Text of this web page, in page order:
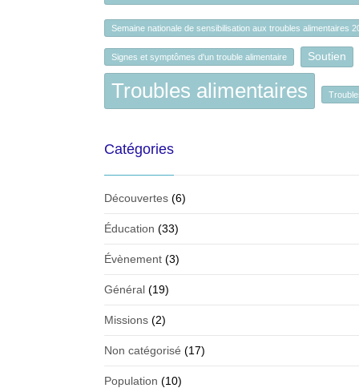
Semaine nationale de sensibilisation aux troubles alimentaires
Signes et symptômes d'un trouble alimentaire Soutien
Troubles alimentaires
Catégories
Découvertes (6)
Éducation (33)
Évènement (3)
Général (19)
Missions (2)
Non catégorisé (17)
Population (10)